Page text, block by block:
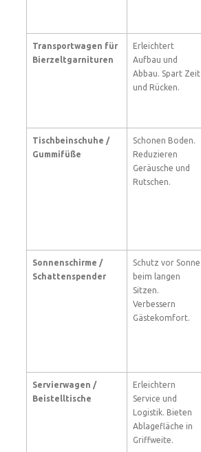
Transportwagen für
Bierzeltgarnituren
Erleichtert
Aufbau und
Abbau. Spart Zeit
und Rücken.
Tischbeinschuhe /
Gummifüße
Schonen Boden.
Reduzieren
Geräusche und
Rutschen.
Sonnenschirme /
Schattenspender
Schutz vor Sonne
beim langen
Sitzen.
Verbessern
Gästekomfort.
Servierwagen /
Beistelltische
Erleichtern
Service und
Logistik. Bieten
Ablagefläche in
Griffweite.